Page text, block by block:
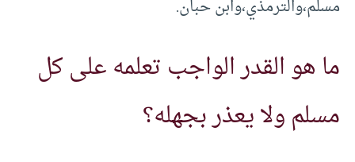
مسلم،والترمذي،وابن حبان.
ما هو القدر الواجب تعلمه على كل
مسلم ولا يعذر بجهله؟